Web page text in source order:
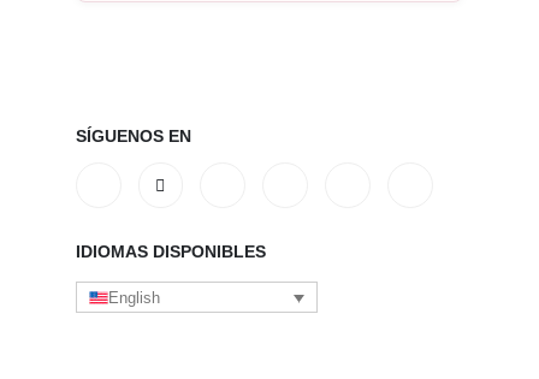
SÍGUENOS EN
IDIOMAS DISPONIBLES
English